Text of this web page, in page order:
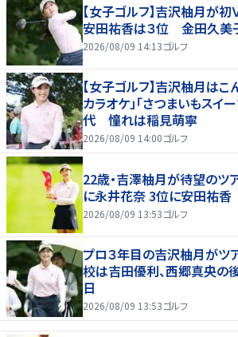
【女子ゴルフ】吉沢柚月が
安田祐香は３位 金田久美子
2026/08/09 14:13ゴルフ
【女子ゴルフ】吉沢柚月は
カラオケ」「さつまいもスイ
代 憧れは稲見萌寧
2026/08/09 14:00ゴルフ
22歳・吉澤柚月が待望のツ
に永井花奈 3位に安田祐香
2026/08/09 13:53ゴルフ
プロ３年目の吉沢柚月が
校は吉田優利、西郷真央
日
2026/08/09 13:53ゴルフ